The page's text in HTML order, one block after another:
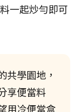
一起炒勻即可
共學園地，
享便當料
用冷便當盒